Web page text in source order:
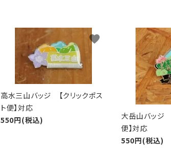
高水三山バッジ 【クリックポス
ト便】対応
550円(税込)
favorite
大岳山バッジ
便】対応
550円(税込)